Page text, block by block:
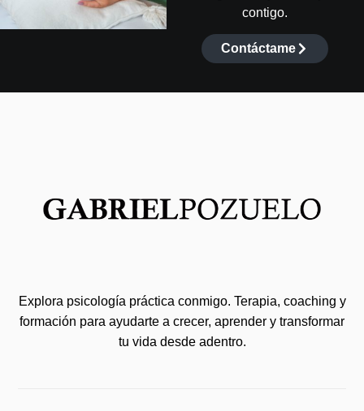
contigo.
Contáctame
Explora psicología práctica conmigo. Terapia, coaching y
formación para ayudarte a crecer, aprender y transformar
tu vida desde adentro.